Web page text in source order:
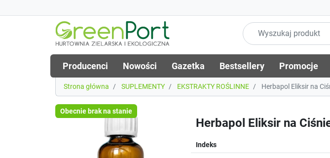
Producenci Nowości Gazetka Bestsellery Promocje
Strona główna SUPLEMENTY EKSTRAKTY ROŚLINNE Herbapol Eliksir na
Obecnie brak na stanie
Herbapol Eliksir na
Indeks